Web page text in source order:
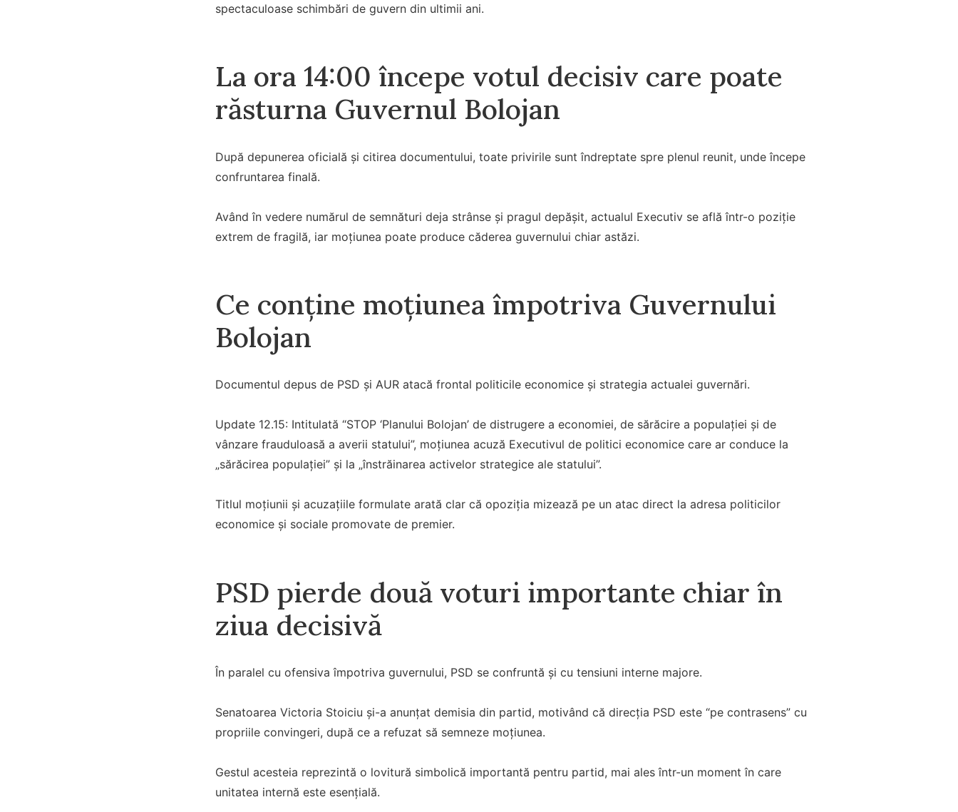
spectaculoase schimbări de guvern din ultimii ani.
La ora 14:00 începe votul decisiv care poate
răsturna Guvernul Bolojan
După depunerea oficială și citirea documentului, toate privirile sunt îndreptate spre plenul reunit, unde începe
confruntarea finală.
Având în vedere numărul de semnături deja strânse și pragul depășit, actualul Executiv se află într-o poziție
extrem de fragilă, iar moțiunea poate produce căderea guvernului chiar astăzi.
Ce conține moțiunea împotriva Guvernului
Bolojan
Documentul depus de PSD și AUR atacă frontal politicile economice și strategia actualei guvernări.
Update 12.15: Intitulată “STOP ‘Planului Bolojan’ de distrugere a economiei, de sărăcire a populației și de
vânzare frauduloasă a averii statului”, moțiunea acuză Executivul de politici economice care ar conduce la
„sărăcirea populației” și la „înstrăinarea activelor strategice ale statului”.
Titlul moțiunii și acuzațiile formulate arată clar că opoziția mizează pe un atac direct la adresa politicilor
economice și sociale promovate de premier.
PSD pierde două voturi importante chiar în
ziua decisivă
În paralel cu ofensiva împotriva guvernului, PSD se confruntă și cu tensiuni interne majore.
Senatoarea Victoria Stoiciu și-a anunțat demisia din partid, motivând că direcția PSD este “pe contrasens” cu
propriile convingeri, după ce a refuzat să semneze moțiunea.
Gestul acesteia reprezintă o lovitură simbolică importantă pentru partid, mai ales într-un moment în care
unitatea internă este esențială.